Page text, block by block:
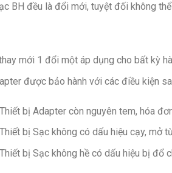
BH đều là đổi mới, tuyệt đối không
mới 1 đổi một áp dụng cho bất kỳ
được bảo hành với các điều kiện
Thiết bị Adapter còn nguyên tem, hóa
Thiết bị Sạc không có dấu hiệu cạy, mở
Thiết bị Sạc không hề có dấu hiệu bị đổ